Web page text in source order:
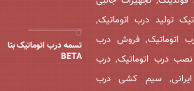
تولید درب اتوماتیک,
اتوماتیک, فروش درب
نصب درب اتوماتیک, درب
ایرانی, سیم کشی درب
تسمه درب اتوماتیک بتا
BETA